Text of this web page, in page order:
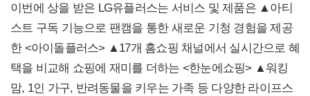
이번에 상을 받은 LG유플러스는 서비스 및 제품은 ▲아티
스트 구독 기능으로 팬캠을 통한 새로운 기청 경험을 제공
한 <아이돌플러스> ▲17개 홈쇼핑 채널에서 실시간으로 혜
택을 비교해 쇼핑에 재미를 더하는 <한눈에쇼핑> ▲워킹
맘, 1인 가구, 반려동물을 키우는 가족 등 다양한 라이프스